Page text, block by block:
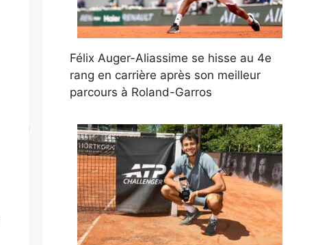
Félix Auger-Aliassime se hisse au 4e
rang en carrière après son meilleur
parcours à Roland-Garros